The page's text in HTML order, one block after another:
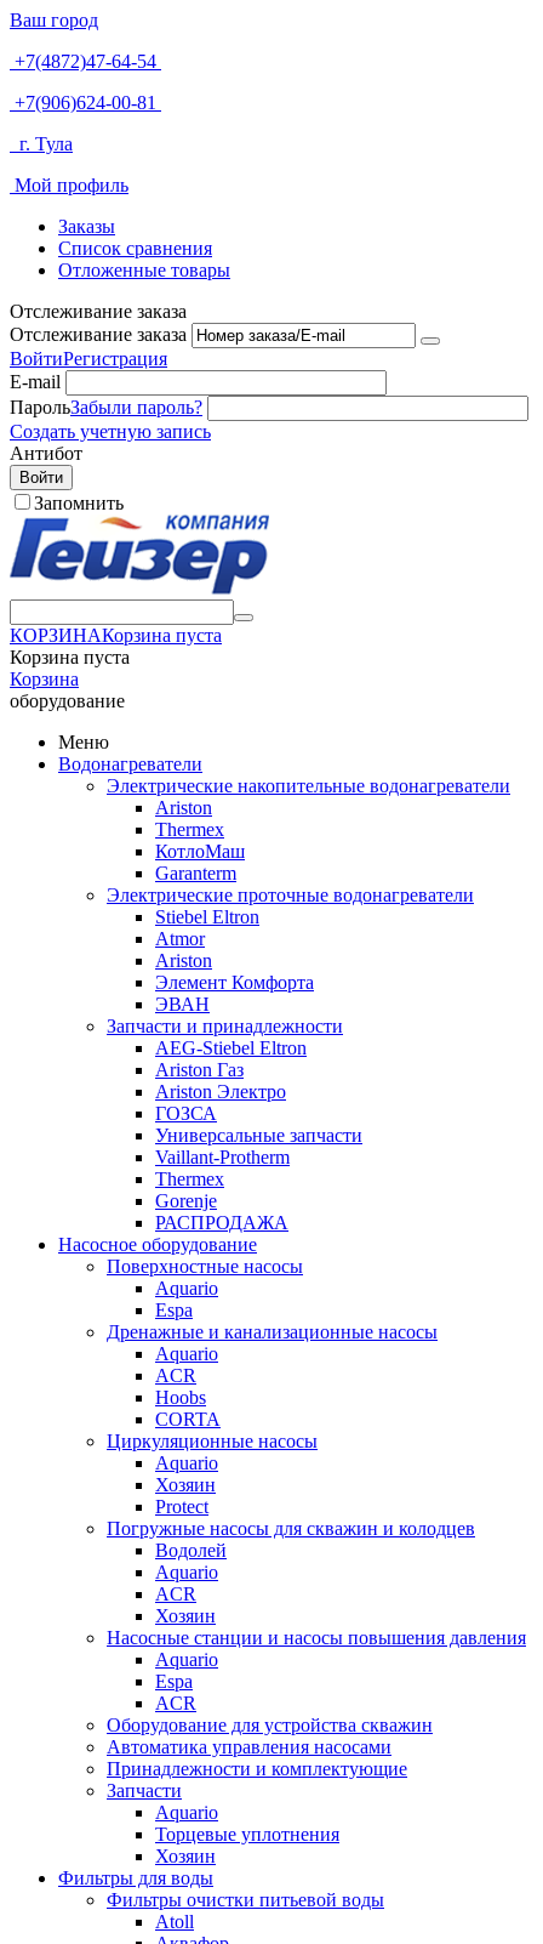
Ваш город
+7(4872)47-64-54
+7(906)624-00-81
г. Тула
Мой профиль
Заказы
Список сравнения
Отложенные товары
Отслеживание заказа
Отслеживание заказа
ВойтиРегистрация
E-mail
ПарольЗабыли пароль?
Создать учетную запись
Антибот
Войти
Запомнить
КОРЗИНАКорзина пуста
Корзина пуста
Корзина
оборудование
Меню
Водонагреватели
Электрические накопительные водонагреватели
Ariston
Thermex
КотлоМаш
Garanterm
Электрические проточные водонагреватели
Stiebel Eltron
Atmor
Ariston
Элемент Комфорта
ЭВАН
Запчасти и принадлежности
AEG-Stiebel Eltron
Ariston Газ
Ariston Электро
ГОЗСА
Универсальные запчасти
Vaillant-Protherm
Thermex
Gorenje
РАСПРОДАЖА
Насосное оборудование
Поверхностные насосы
Aquario
Espa
Дренажные и канализационные насосы
Aquario
ACR
Hoobs
CORTA
Циркуляционные насосы
Aquario
Хозяин
Protect
Погружные насосы для скважин и колодцев
Водолей
Aquario
ACR
Хозяин
Насосные станции и насосы повышения давления
Aquario
Espa
ACR
Оборудование для устройства скважин
Автоматика управления насосами
Принадлежности и комплектующие
Запчасти
Aquario
Торцевые уплотнения
Хозяин
Фильтры для воды
Фильтры очистки питьевой воды
Atoll